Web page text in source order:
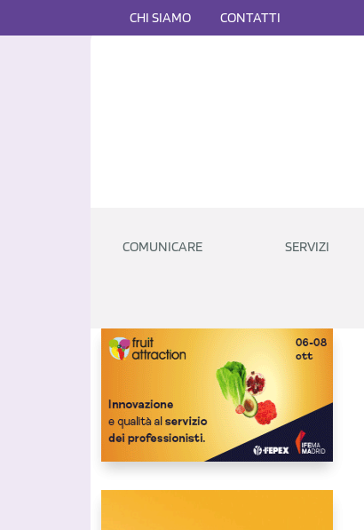
CHI SIAMO CONTATTI
COMUNICARE SERVIZI